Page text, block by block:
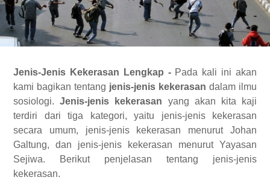
Jenis-Jenis Kekerasan Lengkap - Pada kali ini akan
kami bagikan tentang jenis-jenis kekerasan dalam ilmu
sosiologi.Jenis-jenis kekerasan yang akan kita kaji
terdiri dari tiga kategori, yaitu jenis-jenis kekerasan
secara umum, jenis-jenis kekerasan menurut Johan
Galtung, dan jenis-jenis kekerasan menurut Yayasan
Sejiwa. Berikut penjelasan tentang jenis-jenis
kekerasan.